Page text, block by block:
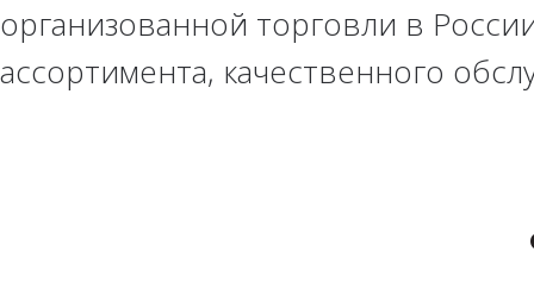
организованной торговли в
ассортимента, качественного